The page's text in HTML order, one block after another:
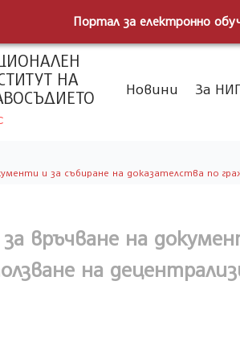
Портал за електронно
НА
Новини За
и за събиране на доказателства по
връчване на
на